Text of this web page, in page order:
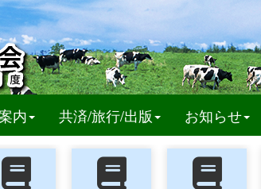
内 共済/旅行/出版 お知らせ